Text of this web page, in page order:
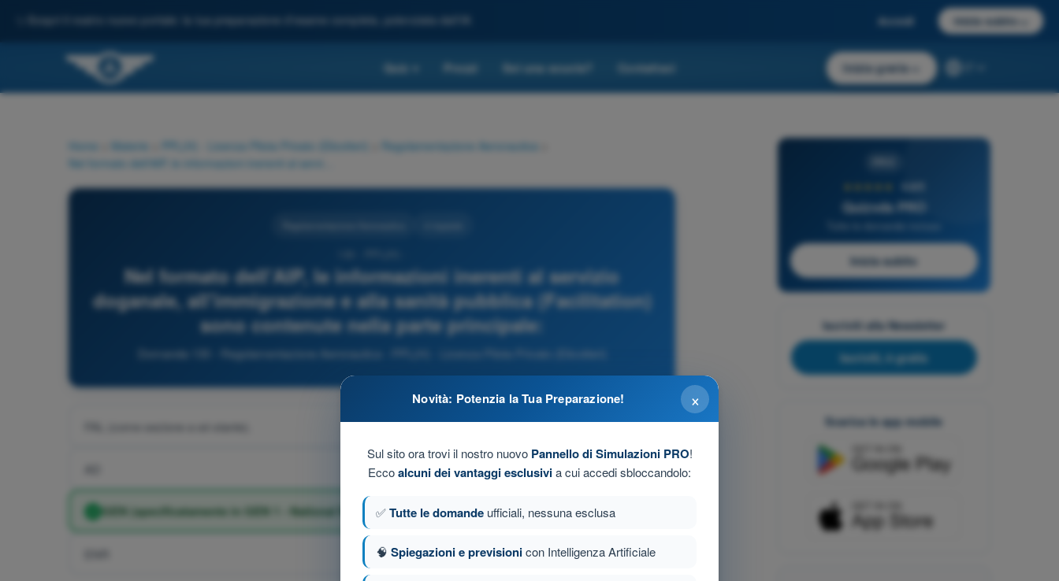
Scopri il nostro nuovo portale: la tua preparazione d'esame completa, potenziata dall'IA Accedi Inizia subito
Quiz Prezzi Sei una scuola? Contattaci Inizia gratis
Home Materie PPL(H) - Licenza Pilota Privato (Elicotteri) Regolamentazione Aeronautica
Nel formato dell'AIP, le informazioni inerenti al servizio
doganale, all'immigrazione e alla sanità pubblica (Facilitation)
sono contenute nella parte principale:
Domanda 130 - Regolamentazione Aeronautica - PPL(H) - Licenza Pilota Privato (Elicotteri)
GEN (specificatamente in GEN 1 - National Regulations and Requirements).
4,6/5
Quizvds PRO
Inizia subito
Iscriviti alla Newsletter
Iscriviti, è gratis
Scarica le app mobile
×
Novità: Potenzia la Tua Preparazione!
Sul sito ora trovi il nostro nuovo Pannello di Simulazioni PRO!
Eccoalcuni dei vantaggi esclusivia cui accedi sbloccandolo:
✅Tutte le domande ufficiali, nessuna esclusa
🧠 Spiegazioni e previsionicon Intelligenza Artificiale